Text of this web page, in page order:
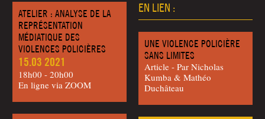
ATELIER : ANALYSE DE LA
REPRÉSENTATION
MÉDIATIQUE DES
VIOLENCES POLICIÈRES
15.03 2021
18h00 - 20h00
En ligne via ZOOM
EN LIEN :
UNE VIOLENCE POLICIÈRE
SANS LIMITES
Article - Par Nicho­las
Kum­ba & Mathéo
Duchâteau